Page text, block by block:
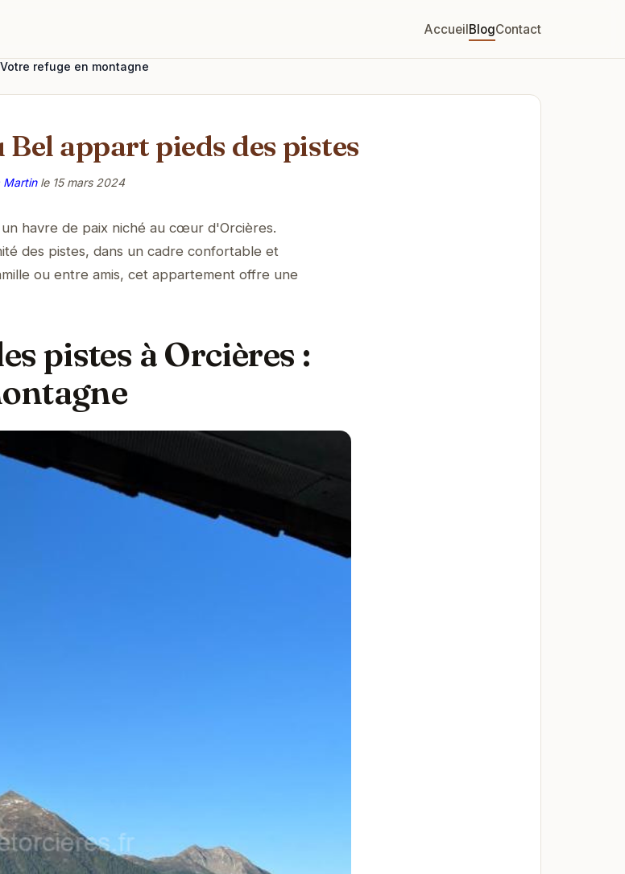
AccueilBlogContact
refuge en montagne
appart pieds des pistes
Martinle 15 mars 2024
havre de paix niché au cœur d'Orcières.
des pistes, dans un cadre confortable et
ou entre amis, cet appartement offre une
pistes à Orcières :